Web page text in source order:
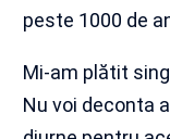
peste 1000 de
Mi-am plătit
Nu voi deconta